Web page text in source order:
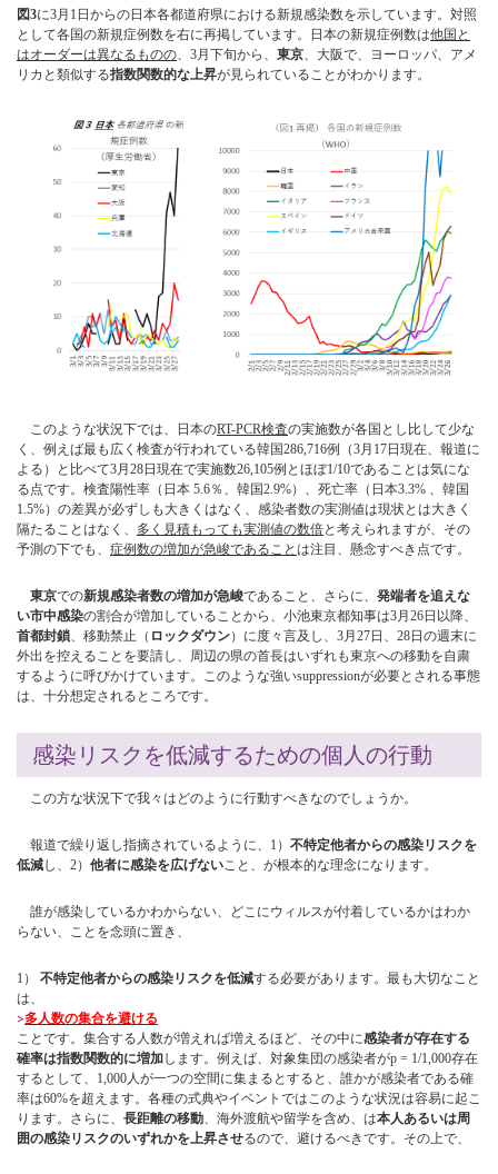
図3に3月1日からの日本各都道府県における新規感染数を示しています。対照
として各国の新規症例数を右に再掲しています。日本の新規症例数は他国と
はオーダーは異なるものの、3月下旬から、 東京、大阪で、ヨーロッパ、アメ
リカと類似する指数関数的な上昇が見られていることがわかります。
このような状況下では、日本のRT-PCR検査の実施数が各国とし比して少な
く、例えば最も広く検査が行われている韓国286,716例（3月17日現在、報道に
よる）と比べて3月28日現在で実施数26,105例とほぼ1/10であることは気にな
る点です。検査陽性率（日本 5.6％、韓国2.9%）、死亡率（日本3.3% 、韓国
1.5%）の差異が必ずしも大きくはなく、感染者数の実測値は現状とは大きく
隔たることはなく、 多く見積もっても実測値の数倍と考えられますが、その
予測の下でも、 症例数の増加が急峻であること は注目、懸念すべき点です。
東京での新規感染者数の増加が急峻であること、さらに、 発端者を追えな
い市中感染の割合が増加していることから、小池東京都知事は3月26日以降、
首都封鎖、移動禁止（ ロックダウン）に度々言及し、3月27日、28日の週末に
外出を控えることを要請し、周辺の県の首長はいずれも東京への移動を自粛
するように呼びかけています。このような強いsuppressionが必要とされる事態
は、十分想定されるところです。
感染リスクを低減するための個人の行動
この方な状況下で我々はどのように行動すべきなのでしょうか。
報道で繰り返し指摘されているように、1） 不特定他者からの感染リスクを
低減し、2） 他者に感染を広げないこと、が根本的な理念になります。
誰が感染しているかわからない、どこにウィルスが付着しているかはわか
らない、ことを念頭に置き、
1） 不特定他者からの感染リスクを低減する必要があります。最も大切なこと
は、
多人数の集合を避ける
ことです。集合する人数が増えれば増えるほど、その中に感染者が存在する
確率は指数関数的に増加します。例えば、対象集団の感染者がp = 1/1,000存在
するとして、1,000人が一つの空間に集まるとすると、誰かが感染者である確
率は60%を超えます。各種の式典やイベントではこのような状況は容易に起こ
ります。さらに、 長距離の移動、海外渡航や留学を含め、は本人あるいは周
囲の感染リスクのいずれかを上昇させるので、避けるべきです。その上で、